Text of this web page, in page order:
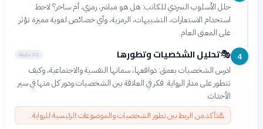
حلل الأسلوب السردي للكاتب: هل هو مباشر، رمزي، أم ساخر؟ لاحظ
استخدام الاستعارات، التشبيهات، الرمزية، وأي خصائص لغوية مميزة تؤثر
على المعنى العام.
4
🎭تحليل الشخصيات وتطورها 20 دقيقة
ادرس الشخصيات بعمق: دوافعها، سماتها النفسية والاجتماعية، وكيف
تتطور على مدار الرواية. فكر في العلاقة بين الشخصيات ودور كل منها في سير
الأحداث.
⚠️تأكد من الربط بين تطور الشخصيات والموضوعات الرئيسية للرواية.